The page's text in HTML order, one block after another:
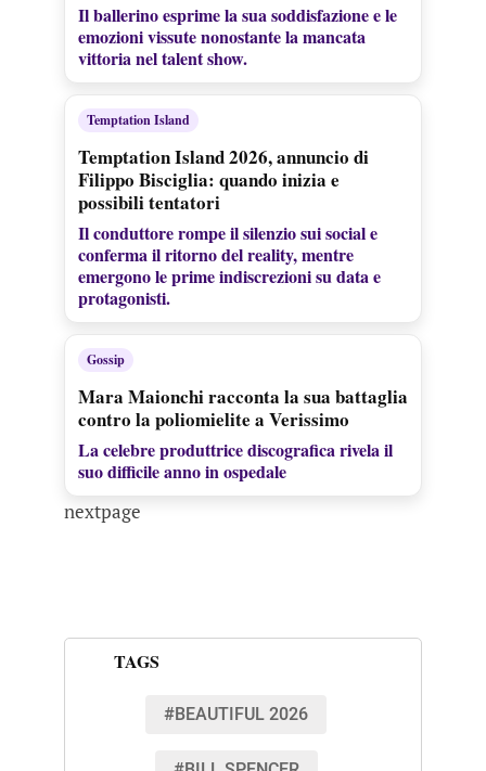
Il ballerino esprime la sua soddisfazione e le
emozioni vissute nonostante la mancata
vittoria nel talent show.
Temptation Island
Temptation Island 2026, annuncio di
Filippo Bisciglia: quando inizia e
possibili tentatori
Il conduttore rompe il silenzio sui social e
conferma il ritorno del reality, mentre
emergono le prime indiscrezioni su data e
protagonisti.
Gossip
Mara Maionchi racconta la sua battaglia
contro la poliomielite a Verissimo
La celebre produttrice discografica rivela il
suo difficile anno in ospedale
nextpage
TAGS
#BEAUTIFUL 2026